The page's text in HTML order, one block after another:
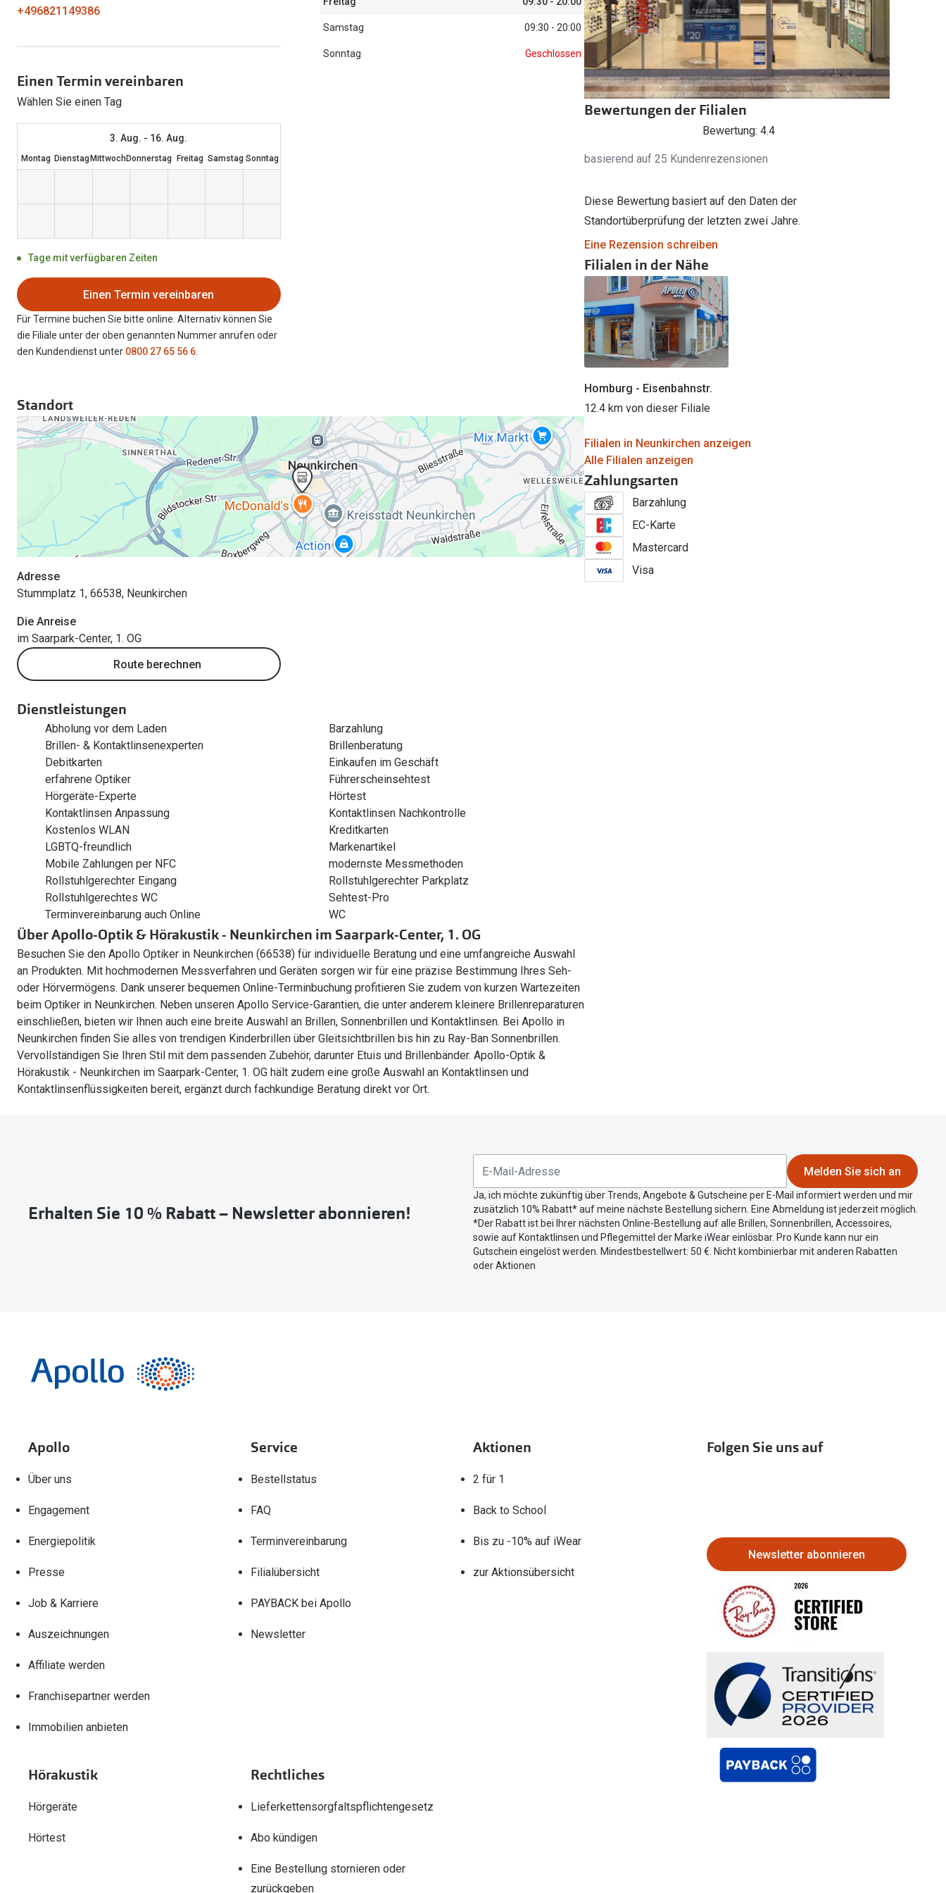
Weitere Kategorien
Brillen Sale Brillenpass richtig lesen
Brillentrends 2026 Brillenbügel
Brillenkettchen
Sportsonnenbrillen
Sonnenbrillen Sale
iWear Nimm 4 zahl 3
Min.-5%
Torische Linsen
Rücksendung
+496821149386
Einen Termin vereinbaren
Wählen Sie einen Tag
3. Aug. - 16. Aug.
Montag Dienstag MittwochDonnerstag Freitag Samstag Sonntag
Tage mit verfügbaren Zeiten
Einen Termin vereinbaren
Für Termine buchen Sie bitte online. Alternativ können Sie
die Filiale unter der oben genannten Nummer anrufen oder
den Kundendienst unter 0800 27 65 56 6
Samstag 09:30 - 20:00
Sonntag Geschlossen
Standort
Adresse
Stummplatz 1, 66538, Neunkirchen
Die Anreise
im Saarpark-Center, 1. OG
Route berechnen
Dienstleistungen
Abholung vor dem Laden
Barzahlung
Brillen- & Kontaktlinsenexperten
Brillenberatung
Debitkarten
Einkaufen im Geschäft
erfahrene Optiker
Führerscheinsehtest
Hörgeräte-Experte
Hörtest
Kontaktlinsen Anpassung
Kontaktlinsen Nachkontrolle
Kostenlos WLAN
Kreditkarten
LGBTQ-freundlich
Markenartikel
Mobile Zahlungen per NFC
modernste Messmethoden
Rollstuhlgerechter Eingang
Rollstuhlgerechter Parkplatz
Rollstuhlgerechtes WC
Sehtest-Pro
Terminvereinbarung auch Online
WC
Über Apollo-Optik & Hörakustik - Neunkirchen im Saarpark-Center, 1. OG
Besuchen Sie den Apollo Optiker in Neunkirchen (66538) für individuelle Beratung und eine umfangreiche Auswahl
an Produkten. Mit hochmodernen Messverfahren und Geräten sorgen wir für eine präzise Bestimmung Ihres Seh-
oder Hörvermögens. Dank unserer bequemen Online-Terminbuchung profitieren Sie zudem von kurzen Wartezeiten
beim Optiker in Neunkirchen. Neben unseren Apollo Service-Garantien, die unter anderem kleinere Brillenreparaturen
einschließen, bieten wir Ihnen auch eine breite Auswahl an Brillen, Sonnenbrillen und Kontaktlinsen. Bei Apollo in
Neunkirchen finden Sie alles von trendigen Kinderbrillen über Gleitsichtbrillen bis hin zu Ray-Ban Sonnenbrillen.
Vervollständigen Sie Ihren Stil mit dem passenden Zubehör, darunter Etuis und Brillenbänder. Apollo-Optik &
Hörakustik - Neunkirchen im Saarpark-Center, 1. OG hält zudem eine große Auswahl an Kontaktlinsen und
Kontaktlinsenflüssigkeiten bereit, ergänzt durch fachkundige Beratung direkt vor Ort.
Bewertungen der Filialen
Bewertung: 4.4
basierend auf 25 Kundenrezensionen
Diese Bewertung basiert auf den Daten der
Standortüberprüfung der letzten zwei Jahre.
Eine Rezension schreiben
Filialen in der Nähe
Homburg - Eisenbahnstr.
12.4 km von dieser Filiale
Filialen in Neunkirchen anzeigen
Alle Filialen anzeigen
Zahlungsarten
Barzahlung
EC-Karte
Mastercard
Visa
Erhalten Sie 10 % Rabatt – Newsletter abonnieren!
Melden Sie sich an
Ja, ich möchte zukünftig über Trends, Angebote & Gutscheine per E-Mail informiert werden und mir
zusätzlich 10% Rabatt* auf meine nächste Bestellung sichern. Eine Abmeldung ist jederzeit möglich.
*Der Rabatt ist bei Ihrer nächsten Online-Bestellung auf alle Brillen, Sonnenbrillen, Accessoires,
sowie auf Kontaktlinsen und Pflegemittel der Marke iWear einlösbar. Pro Kunde kann nur ein
Gutschein eingelöst werden. Mindestbestellwert: 50 €. Nicht kombinierbar mit anderen Rabatten
oder Aktionen
Apollo
Über uns
Engagement
Energiepolitik
Presse
Job & Karriere
Auszeichnungen
Affiliate werden
Franchisepartner werden
Immobilien anbieten
Service
Bestellstatus
FAQ
Terminvereinbarung
Filialübersicht
PAYBACK bei Apollo
Newsletter
Aktionen
2 für 1
Back to School
Bis zu -10% auf iWear
zur Aktionsübersicht
Hörakustik
Hörgeräte
Hörtest
Rechtliches
Lieferkettensorgfaltspflichtengesetz
Abo kündigen
Eine Bestellung stornieren oder
zurückgeben
Folgen Sie uns auf
Newsletter abonnieren